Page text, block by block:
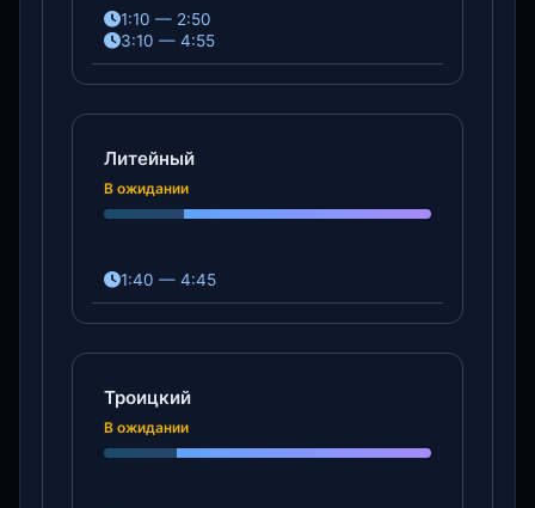
1:10 — 2:50
3:10 — 4:55
Литейный
В ожидании
1:40 — 4:45
Троицкий
В ожидании